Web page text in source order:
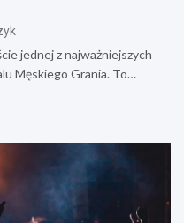
jednej z najważniejszych
Męskiego Grania. To…